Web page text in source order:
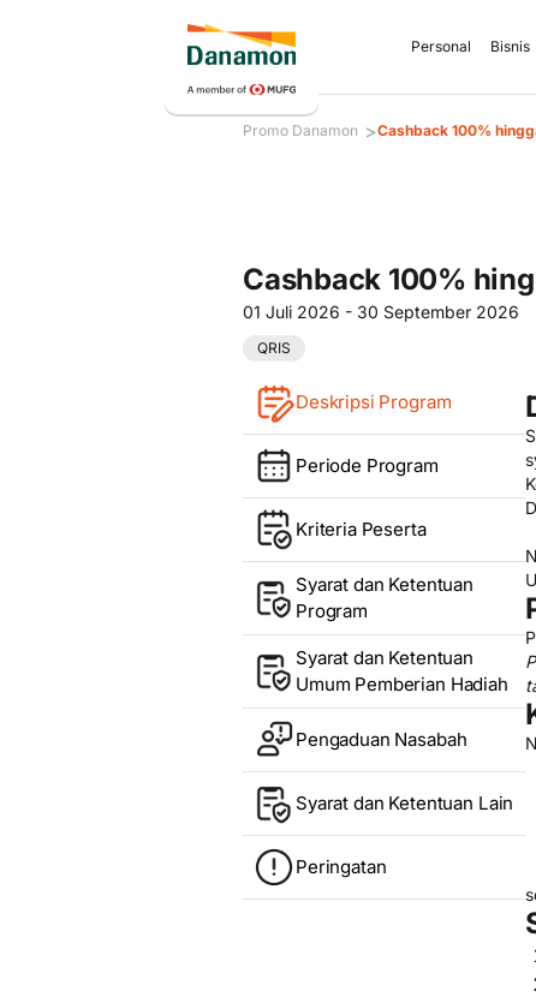
Personal Bisnis
Promo Danamon >Cashback 100%
Cashback 100%
01 Juli 2026 - 30 September 2026
QRIS
Deskripsi Program
Periode Program
Kriteria Peserta
Syarat dan Ketentuan
Program
Syarat dan Ketentuan
Umum Pemberian Hadiah
Pengaduan Nasabah
Syarat dan Ketentuan Lain
Peringatan